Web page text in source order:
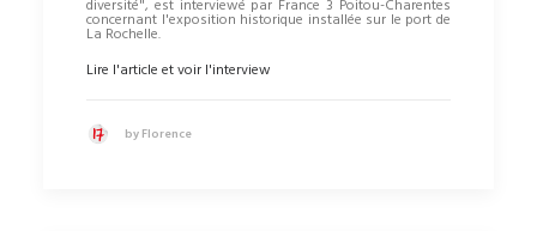
diversité", est interviewé par France 3 Poitou-Charentes
concernant l'exposition historique installée sur le port de
La Rochelle.
Lire l'article et voir l'interview
by Florence